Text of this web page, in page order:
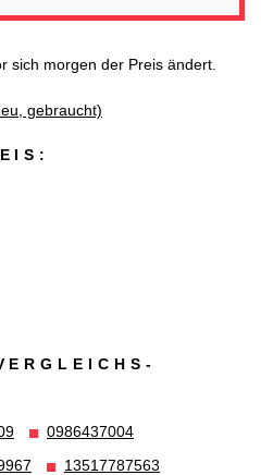
sich morgen der Preis ändert.
gebraucht)
0986437004
13517787563